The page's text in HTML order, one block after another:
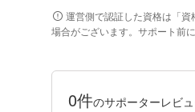
運営側で認証した資格は「
場合がございます。サポート前
0件のサポーターレビ